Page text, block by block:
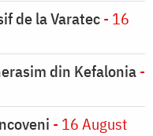
de la Varatec- 16
din Kefalonia-
- 16 August